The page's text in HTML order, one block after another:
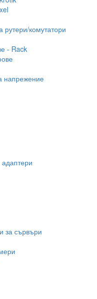
комутатори
- Rack
напрежение
за сървъри